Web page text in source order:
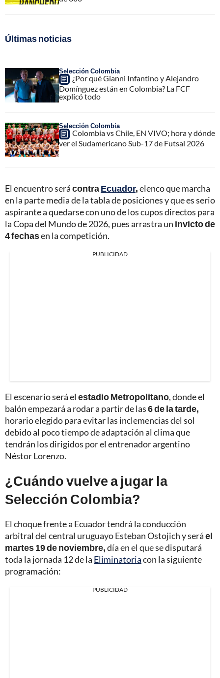
Últimas noticias
Selección Colombia
¿Por qué Gianni Infantino y Alejandro
Domínguez están en Colombia? La FCF
explicó todo
Selección Colombia
Colombia vs Chile, EN VIVO; hora y dónde
ver el Sudamericano Sub-17 de Futsal 2026
El encuentro serácontraEcuador,elenco que marcha
en la parte media de la tabla de posiciones y que es serio
aspirante a quedarse con uno de los cupos directos para
la Copa del Mundo de 2026, pues arrastra un invicto de
4 fechasen la competición.
PUBLICIDAD
El escenario será el estadio Metropolitano, donde el
balón empezará a rodar a partir de las6 de la tarde,
horario elegido para evitar las inclemencias del sol
debido al poco tiempo de adaptación al clima que
tendrán los dirigidos por el entrenador argentino
Néstor Lorenzo.
¿Cuándo vuelve a jugar la
Selección Colombia?
El choque frente a Ecuador tendrá la conducción
arbitral del central uruguayo Esteban Ostojich y seráel
martes 19 de noviembre,día en el que se disputará
toda la jornada 12 de la Eliminatoriacon la siguiente
programación:
PUBLICIDAD